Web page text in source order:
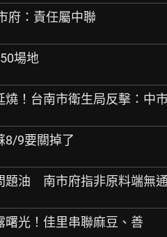
府：責任屬中聯
場地
！台南市衛生局反擊： 中
8/9要關掉了
題油 南市府指非原料端無
曙光！佳里串聯麻豆、善